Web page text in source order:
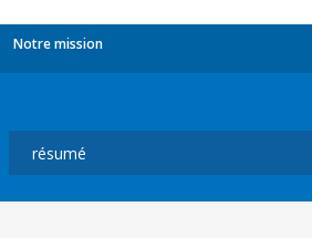
Notre mission